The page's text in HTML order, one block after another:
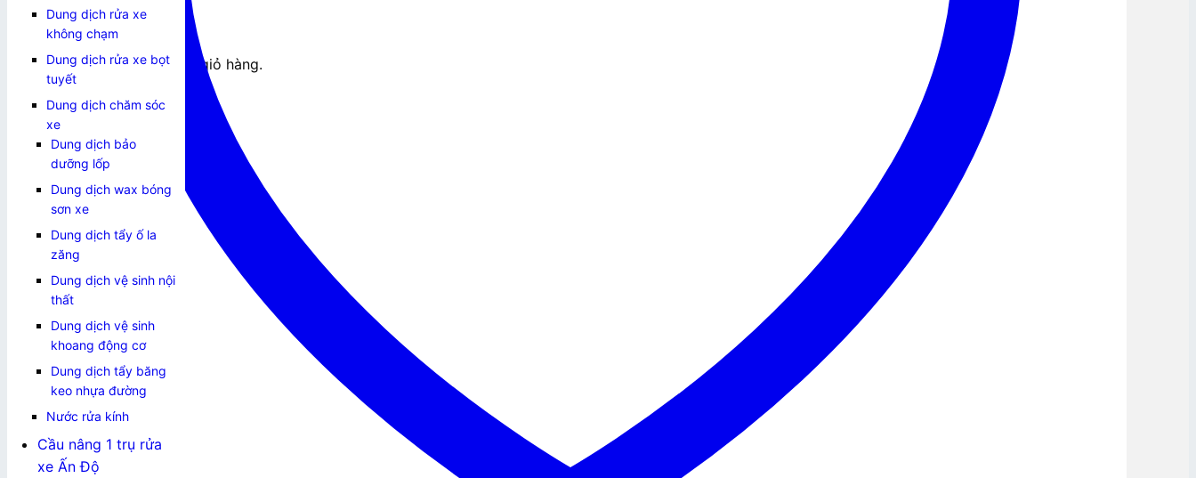
Chưa có sản phẩm trong giỏ hàng.
Quay trở lại cửa hàng
Dung dịch rửa xe
không chạm
Dung dịch rửa xe bọt
tuyết
Dung dịch chăm sóc
xe
Dung dịch bảo
dưỡng lốp
Dung dịch wax bóng
sơn xe
Dung dịch tẩy ố la
zăng
Dung dịch vệ sinh nội
thất
Dung dịch vệ sinh
khoang động cơ
Dung dịch tẩy băng
keo nhựa đường
Nước rửa kính
Cầu nâng 1 trụ rửa
xe Ấn Độ